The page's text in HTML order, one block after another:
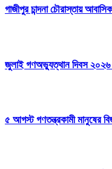
গাজীপুর চান্দনা চৌরাস্তায়
জুলাই গণঅভ্যুত্থান দিবস ২০২৬
৫ আগস্ট গণতন্ত্রকামী মানুষের